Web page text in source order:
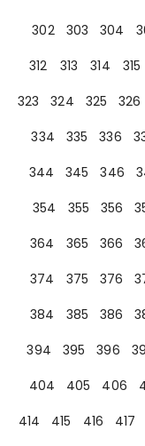
302
303 304
312
313 314 315
323
324 325 326
334
335 336
344
345 346
354
355 356
364
365 366
374
375 376
384
385 386
394
395 396
404
405 406
414
415 416 417